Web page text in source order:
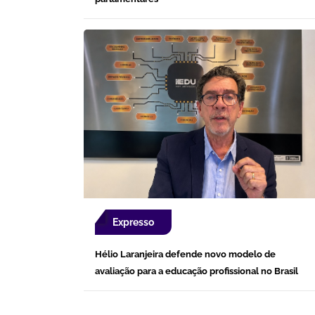
Expresso
Hélio Laranjeira defende novo modelo de
avaliação para a educação profissional no Brasil